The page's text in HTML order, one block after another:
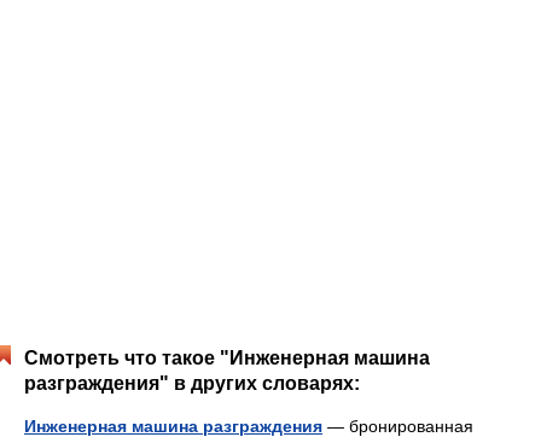
Смотреть что такое "Инженерная машина
разграждения" в других словарях:
Инженерная машина разграждения — бронированная